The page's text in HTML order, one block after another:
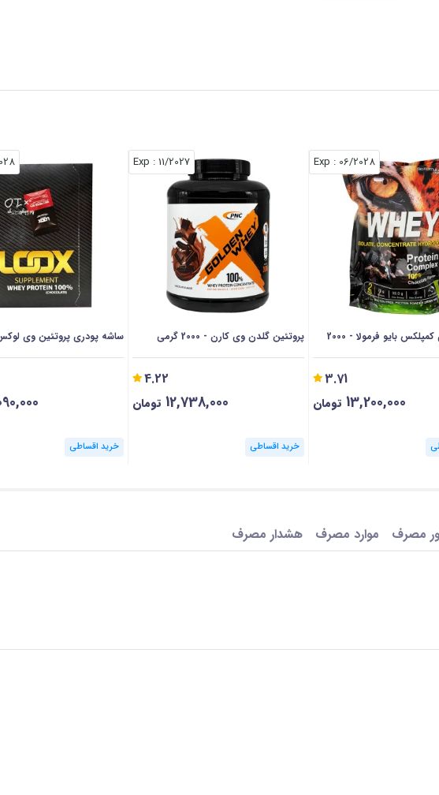
06/2028
: Exp
پروتئین وی کمپلکس بایو فرمولا - 2000
3.71
13,200,000 تومان
11/2027
: Exp
پروتئین گلدن وی کارن - 2000 گرمی
4.22
12,738,000 تومان
خرید اقساطی
ساشه پودری پروتئین وی لوکس - 10
خرید اقساطی
مصرف موارد مصرف هشدار مصرف